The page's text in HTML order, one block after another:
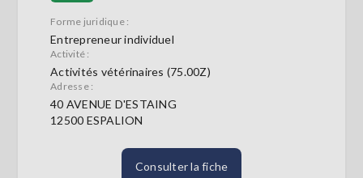
Forme juridique :
Entrepreneur individuel
Activité :
Activités vétérinaires (75.00Z)
Adresse :
40 AVENUE D'ESTAING
12500 ESPALION
Consulter la fiche